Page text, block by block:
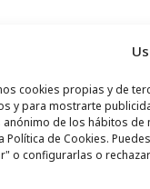
cookies propias y de
y para mostrarte
anónimo de los hábitos de
Política de Cookies.
o configurarlas o
las
en
Madrid y cuenta